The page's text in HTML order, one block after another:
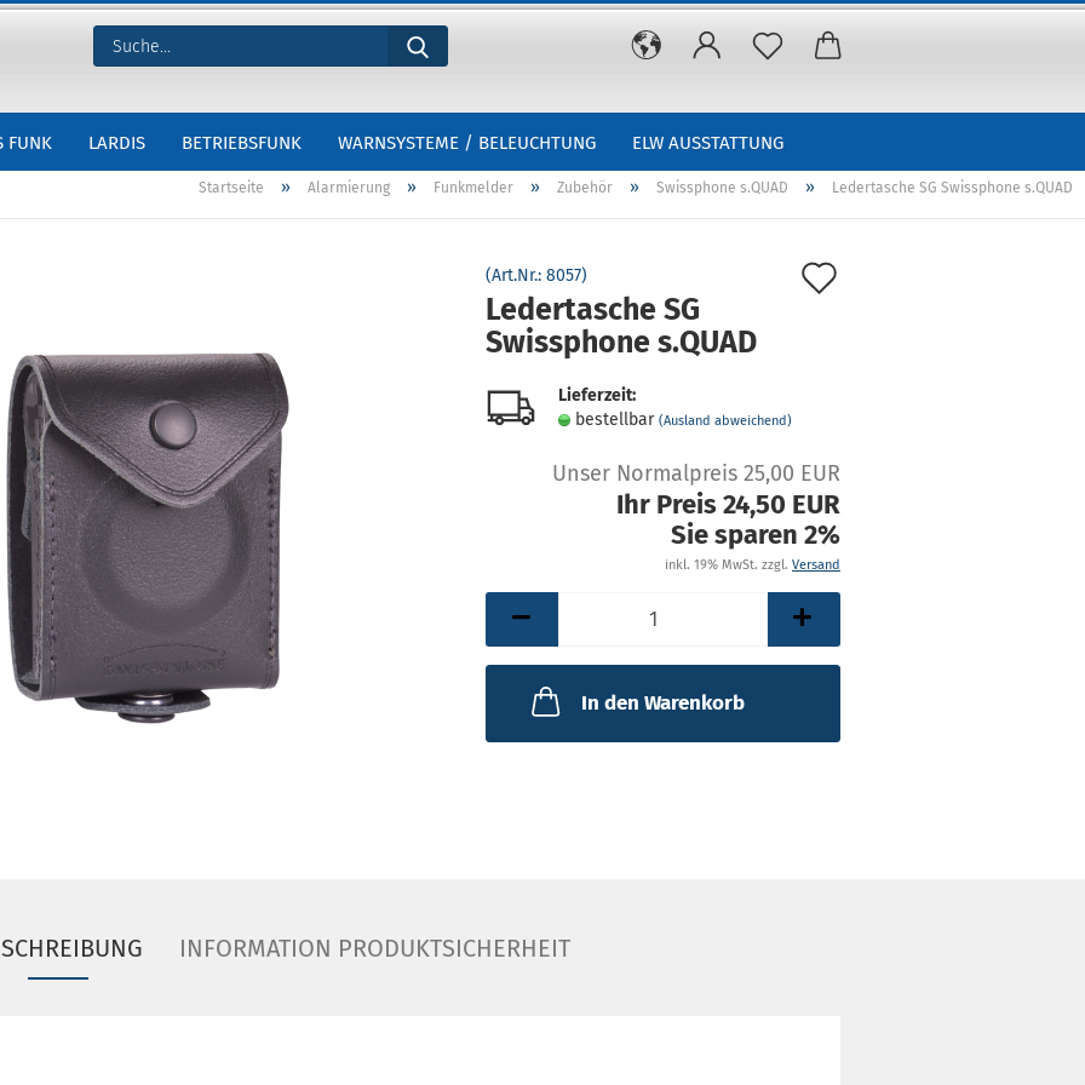
FUNK LARDIS BETRIEBSFUNK WARNSYSTEME / BELEUCHTUNG ELW AUSSTATTUNG
Startseite » Alarmierung » Funkmelder » Zubehör » Swissphone s.QUAD » Ledertasche SG Swissphone s.QUAD
(Art.Nr.: 8057)
Ledertasche SG
Swissphone s.QUAD
Lieferzeit:
bestellbar (Ausland abweichend)
Unser Normalpreis 25,00 EUR
Ihr Preis 24,50 EUR
Sie sparen 2%
inkl. 19% MwSt. zzgl. Versand
In den Warenkorb
INFORMATION PRODUKTSICHERHEIT